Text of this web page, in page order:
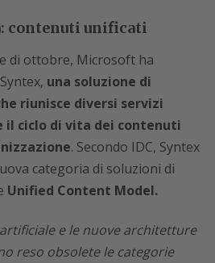
contenuti unificati
di ottobre, Microsoft ha
una soluzione di
riunisce diversi servizi
il ciclo di vita dei contenuti
. Secondo IDC, Syntex
categoria di soluzioni di
Unified Content Model.
artificiale e le nuove architetture
reso obsolete le categorie